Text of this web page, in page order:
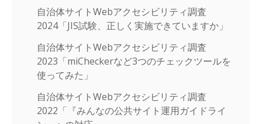
自治体サイトWebアクセシビリティ調査
2024「JIS試験、正しく実施できていますか」
自治体サイトWebアクセシビリティ調査
2023「miCheckerなど3つのチェックツールを
使ってみた」
自治体サイトWebアクセシビリティ調査
2022「『みんなの公共サイト運用ガイドライ